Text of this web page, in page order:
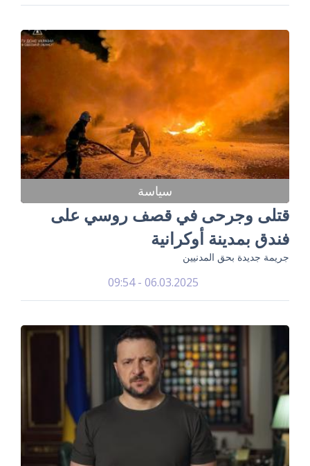
سياسة
قتلى وجرحى في قصف روسي على
فندق بمدينة أوكرانية
جريمة جديدة بحق المدنيين
06.03.2025 - 09:54